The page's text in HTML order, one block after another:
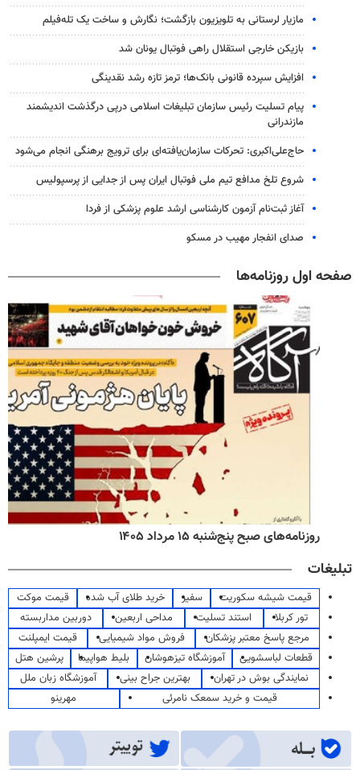
مازیار لرستانی به تلویزیون بازگشت؛ نگارش و ساخت یک تله‌فیلم
بازیکن خارجی استقلال راهی فوتبال یونان شد
افزایش سپرده قانونی بانک‌ها؛ ترمز تازه رشد نقدینگی
پیام تسلیت رئیس سازمان تبلیغات اسلامی درپی درگذشت اندیشمند
مازندرانی
حاج‌علی‌اکبری: تحرکات سازمان‌یافته‌ای برای ترویج برهنگی انجام می‌شود
شروع تلخ مدافع تیم ملی فوتبال ایران پس از جدایی از پرسپولیس
آغاز ثبت‌نام‌ آزمون کارشناسی ارشد علوم پزشکی از فردا
صدای انفجار مهیب در مسکو
صفحه اول روزنامه‌ها
روزنامه‌های صبح پنج‌شنبه ۱۵ مرداد ۱۴۰۵
تبلیغات
قیمت شیشه سکوریت سفیر خرید طلای آب شده
قیمت موکت
تور کربلا
استند تسلیت مداحی اربعین
دوربین مداربسته
مرجع پاسخ معتبر پزشکان
فروش مواد شیمیایی
قیمت ایمپلنت
قطعات لباسشویی
آموزشگاه تیزهوشان بلیط هواپیما
پرشین هتل
نمایندگی بوش در تهران
بهترین جراح بینی
آموزشگاه زبان ملل
قیمت و خرید سمعک نامرئی
مهرینو